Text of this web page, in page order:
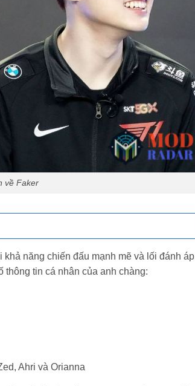
về Faker
năng chiến đấu mạnh mẽ và lối đánh áp
tin cá nhân của anh chàng:
Ahri và Orianna